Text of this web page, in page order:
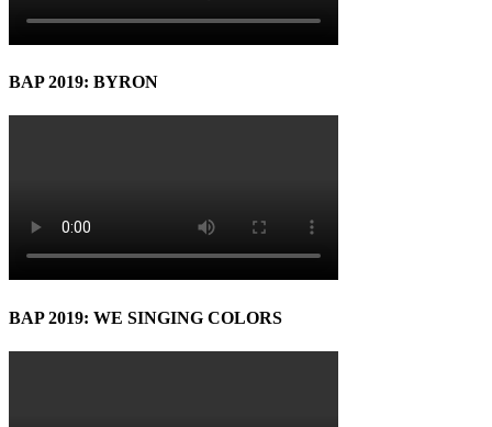
BAP 2019: BYRON
BAP 2019: WE SINGING COLORS